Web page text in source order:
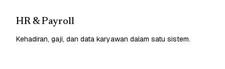
HR & Payroll
Kehadiran, gaji, dan data karyawan dalam satu sistem.